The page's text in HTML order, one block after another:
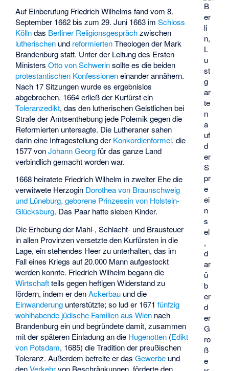
B
er
li
n,
L
u
st
g
ar
te
n
a
uf
d
er
S
pr
e
ei
n
s
el
,
d
ar
ü
b
er
d
er
G
ro
ß
e
Auf Einberufung Friedrich Wilhelms fand vom 8.
September 1662 bis zum 29. Juni 1663 imSchloss
Köllndas Berliner Religionsgesprächzwischen
lutherischen und reformiertenTheologen der Mark
Brandenburg statt. Unter der Leitung des Ersten
MinistersOtto von Schwerinsollte es die beiden
protestantischen Konfessioneneinander annähern.
Nach 17 Sitzungen wurde es ergebnislos
abgebrochen. 1664 erließ der Kurfürst ein
Toleranzedikt, das den lutherischen Geistlichen bei
Strafe der Amtsenthebung jede Polemik gegen die
Reformierten untersagte. Die Lutheraner sahen
darin eine Infragestellung der Konkordienformel, die
1577 vonJohann Georgfür das ganze Land
verbindlich gemacht worden war.
1668 heiratete Friedrich Wilhelm in zweiter Ehe die
verwitwete Herzogin Dorothea von Braunschweig
und Lüneburg, geborene Prinzessin von Holstein-
Glücksburg. Das Paar hatte sieben Kinder.
Die Erhebung der Mahl-, Schlacht- und Brausteuer
in allen Provinzen versetzte den Kurfürsten in die
Lage, ein stehendes Heer zu unterhalten, das im
Fall eines Kriegs auf 20.000 Mann aufgestockt
werden konnte. Friedrich Wilhelm begann die
Wirtschaftteils gegen heftigen Widerstand zu
fördern, indem er denAckerbau und die
Einwanderung unterstützte; so lud er 1671fünfzig
wohlhabende jüdische Familien aus Wien nach
Brandenburg ein und begründete damit, zusammen
mit der späteren Einladung an die Hugenotten (Edikt
von Potsdam, 1685) die Tradition der preußischen
Toleranz. Außerdem befreite er dasGewerbe und
denVerkehrvon Beschränkungen, förderte den